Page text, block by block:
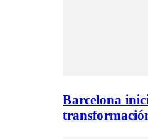
Barcelona